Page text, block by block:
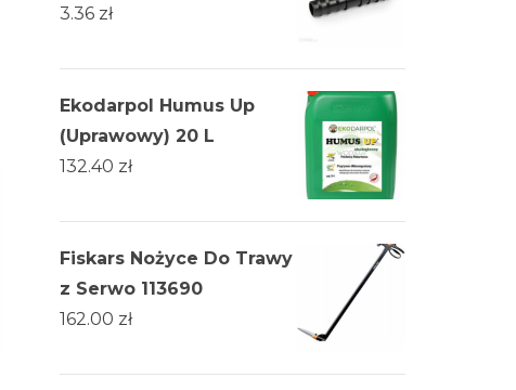
3.36 zł
Ekodarpol Humus Up
(Uprawowy) 20 L
132.40 zł
Fiskars Nożyce Do Trawy
z Serwo 113690
162.00 zł